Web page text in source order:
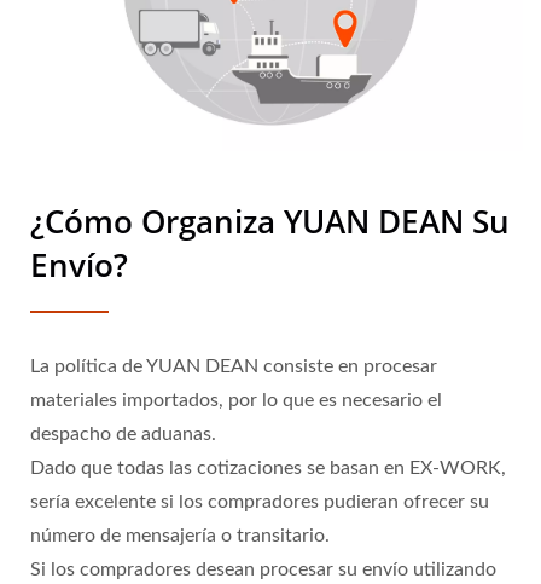
¿Cómo Organiza YUAN DEAN Su
Envío?
La política de YUAN DEAN consiste en procesar
materiales importados, por lo que es necesario el
despacho de aduanas.
Dado que todas las cotizaciones se basan en EX-WORK,
sería excelente si los compradores pudieran ofrecer su
número de mensajería o transitario.
Si los compradores desean procesar su envío utilizando